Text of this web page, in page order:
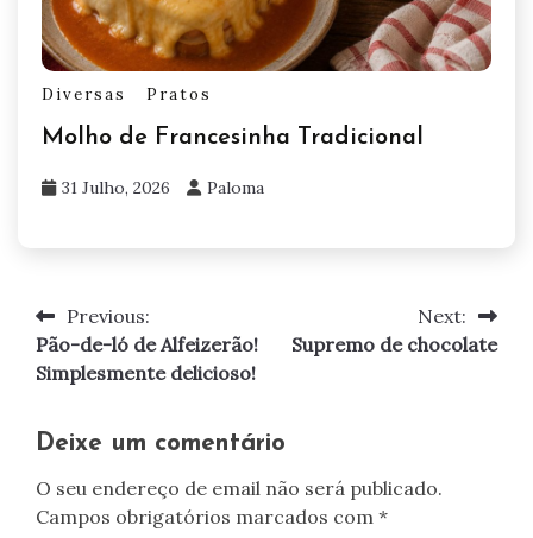
Diversas Pratos
Molho de Francesinha Tradicional
31 Julho, 2026 Paloma
Navegação
de
Previous:
Pão-de-ló de Alfeizerão!
Simplesmente delicioso!
Next:
Supremo de chocolate
Deixe um comentário
O seu endereço de email não será publicado.
Campos obrigatórios marcados com *